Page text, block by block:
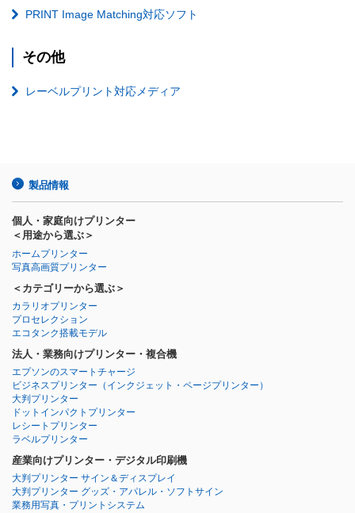
PRINT Image Matching対応ソフト
その他
レーベルプリント対応メディア
製品情報
個人・家庭向けプリンター
＜用途から選ぶ＞
ホームプリンター
写真高画質プリンター
＜カテゴリーから選ぶ＞
カラリオプリンター
プロセレクション
エコタンク搭載モデル
法人・業務向けプリンター・複合機
エプソンのスマートチャージ
ビジネスプリンター （インクジェット・ページプリンター）
大判プリンター
ドットインパクトプリンター
レシートプリンター
ラベルプリンター
産業向けプリンター・デジタル印刷機
大判プリンター サイン＆ディスプレイ
大判プリンター グッズ・アパレル・ソフトサイン
業務用写真・プリントシステム